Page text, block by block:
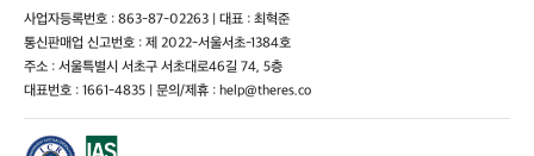
사업자등록번호 : 863-87-02263 | 대표 : 최혁준
통신판매업 신고번호 : 제 2022-서울서초-1384호
주소 : 서울특별시 서초구 서초대로46길 74, 5층
대표번호 : 1661-4835 | 문의/제휴 : help@theres.co